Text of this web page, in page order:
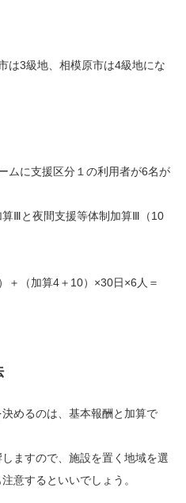
は3級地、相模原市は4級地にな
ムに支援区分１の利用者が6名が
Ⅲと夜間支援等体制加算Ⅲ（10
＋（加算4＋10）×30日×6人＝
めるのは、基本報酬と加算で
ますので、施設を置く地域を選
意するといいでしょう。